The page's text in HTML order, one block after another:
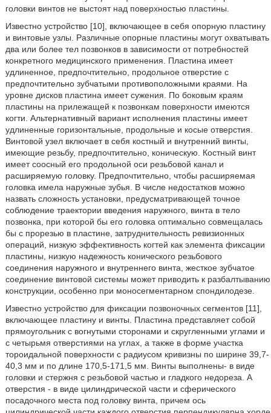
головки винтов не выстоят над поверхностью пластины.
Известно устройство [10], включающее в себя опорную пластину
и винтовые узлы. Различные опорные пластины могут охватывать
два или более тел позвонков в зависимости от потребностей
конкретного медицинского применения. Пластина имеет
удлиненное, предпочтительно, продольное отверстие с
предпочтительно зубчатыми противоположными краями. На
уровне дисков пластина имеет сужения. По боковым краям
пластины на прилежащей к позвонкам поверхности имеются
когти. Альтернативный вариант исполнения пластины имеет
удлиненные горизонтальные, продольные и косые отверстия.
Винтовой узел включает в себя костный и внутренний винты,
имеющие резьбу, предпочтительно, коническую. Костный винт
имеет соосный его продольной оси резьбовой канал и
расширяемую головку. Предпочтительно, чтобы расширяемая
головка имела наружные зубья. В числе недостатков можно
назвать сложность установки, предусматривающей точное
соблюдение траектории введения наружного, винта в тело
позвонка, при которой бы его головка оптимально совмещалась
бы с прорезью в пластине, затруднительность ревизионных
операций, низкую эффективность когтей как элемента фиксации
пластины, низкую надежность конического резьбового
соединения наружного и внутреннего винта, жесткое зубчатое
соединение винтовой системы может приводить к разбалтыванию
конструкции, особенно при моносегментарном спондилодезе.
Известно устройство для фиксации позвоночных сегментов [11],
включающее пластину и винты. Пластина представляет собой
прямоугольник с вогнутыми сторонами и скругленными углами и
с четырьмя отверстиями на углах, а также в форме участка
тороидальной поверхности с радиусом кривизны по ширине 39,7-
40,3 мм и по длине 170,5-171,5 мм. Винты выполнены- в виде
головки и стержня с резьбовой частью и гладкого недореза. А
отверстия - в виде цилиндрической части и сферического
посадочного места под головку винта, причем ось